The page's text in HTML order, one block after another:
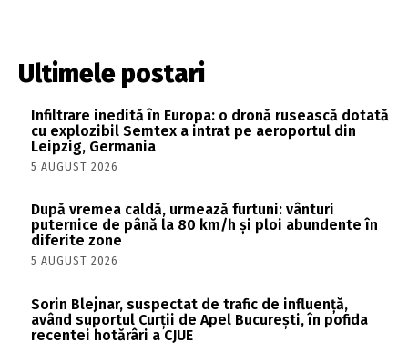
Ultimele postari
Infiltrare inedită în Europa: o dronă rusească dotată
cu explozibil Semtex a intrat pe aeroportul din
Leipzig, Germania
5 AUGUST 2026
După vremea caldă, urmează furtuni: vânturi
puternice de până la 80 km/h și ploi abundente în
diferite zone
5 AUGUST 2026
Sorin Blejnar, suspectat de trafic de influență,
având suportul Curții de Apel București, în pofida
recentei hotărâri a CJUE